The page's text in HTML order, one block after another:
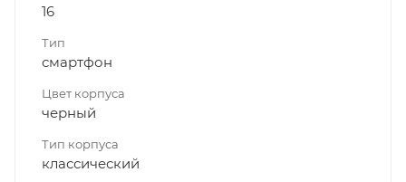
16
Тип
смартфон
Цвет корпуса
черный
Тип корпуса
классический